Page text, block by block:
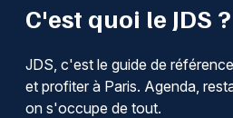
C'est quoi le JDS ?
JDS, c'est le guide de
et profiter à Paris. Agenda,
on s'occupe de tout.